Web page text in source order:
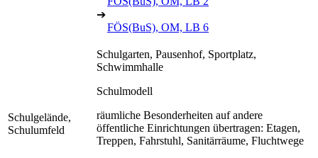
➔
FÖS(BuS), OM, LB 6
Schulgelände,
Schulumfeld
Schulgarten, Pausenhof, Sportplatz,
Schwimmhalle
Schulmodell
räumliche Besonderheiten auf andere
öffentliche Einrichtungen übertragen: Etagen,
Treppen, Fahrstuhl, Sanitärräume, Fluchtwege